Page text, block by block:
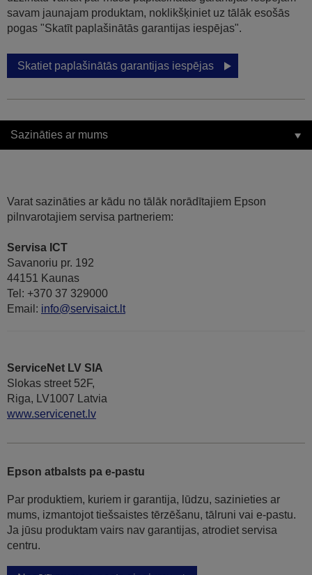
savam jaunajam produktam, noklikšķiniet uz tālāk esošās
pogas "Skatīt paplašinātās garantijas iespējas".
Skatiet paplašinātās garantijas iespējas
Sazināties ar mums
Varat sazināties ar kādu no tālāk norādītajiem Epson
pilnvarotajiem servisa partneriem:
Servisa ICT
Savanoriu pr. 192
44151 Kaunas
Tel: +370 37 329000
Email: info@servisaict.lt
ServiceNet LV SIA
Slokas street 52F,
Riga, LV1007 Latvia
www.servicenet.lv
Epson atbalsts pa e-pastu
Par produktiem, kuriem ir garantija, lūdzu, sazinieties ar
mums, izmantojot tiešsaistes tērzēšanu, tālruni vai e-pastu.
Ja jūsu produktam vairs nav garantijas, atrodiet servisa
centru.